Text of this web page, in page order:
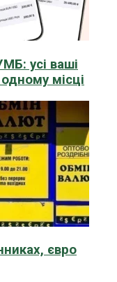
усі ваші
місці
євро